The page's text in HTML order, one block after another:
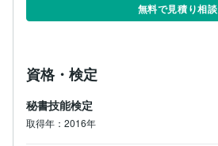
無料で見積り相談
資格・検定
秘書技能検定
取得年：2016年